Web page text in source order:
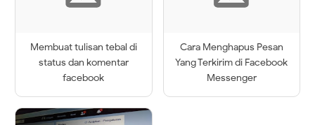
Membuat tulisan tebal di
status dan komentar
facebook
Cara Menghapus Pesan
Yang Terkirim di Facebook
Messenger